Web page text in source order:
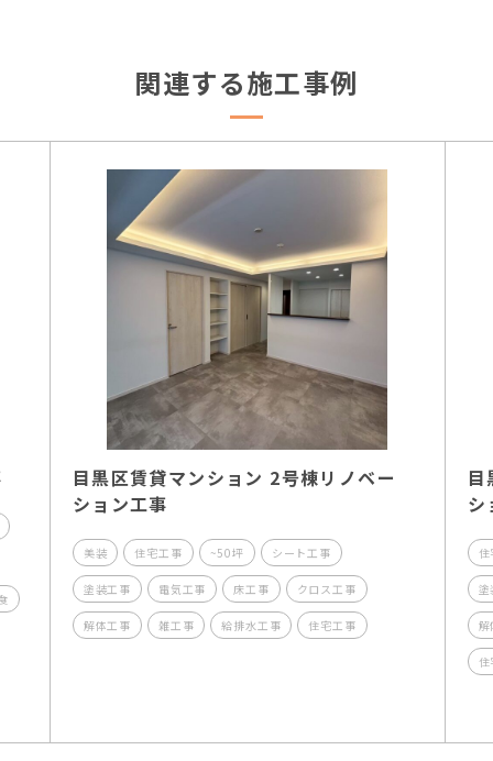
関連する施工事例
目黒区賃貸マンション 2号棟リノベー
ション工事
美装 住宅工事 ~50坪 シート工事
塗装工事 電気工事 床工事 クロス工事
解体工事 雑工事 給排水工事 住宅工事
シ
住
塗
解
住